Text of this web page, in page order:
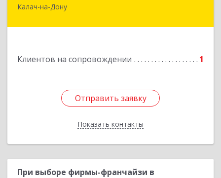
Калач-на-Дону
Клиентов на сопровождении 1
Отправить заявку
Показать контакты
404503, Волгоградская обл, Калач-на-Дону г,
Отправить заявку
Назад
При выборе фирмы-франчайзи в